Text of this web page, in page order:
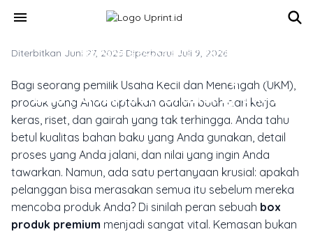
menu
KEMASAN & PACKAGING PRODUK
Box Produk Premium Yang Salah
Bisa Hancurkan Branding Ukm!
Diterbitkan Juni 27, 2025 Diperbarui Juli 9, 2026
Bagi seorang pemilik Usaha Kecil dan Menengah (UKM),
produk yang Anda ciptakan adalah buah dari kerja
keras, riset, dan gairah yang tak terhingga. Anda tahu
betul kualitas bahan baku yang Anda gunakan, detail
proses yang Anda jalani, dan nilai yang ingin Anda
tawarkan. Namun, ada satu pertanyaan krusial: apakah
pelanggan bisa merasakan semua itu sebelum mereka
mencoba produk Anda? Di sinilah peran sebuah box
produk premium menjadi sangat vital. Kemasan bukan